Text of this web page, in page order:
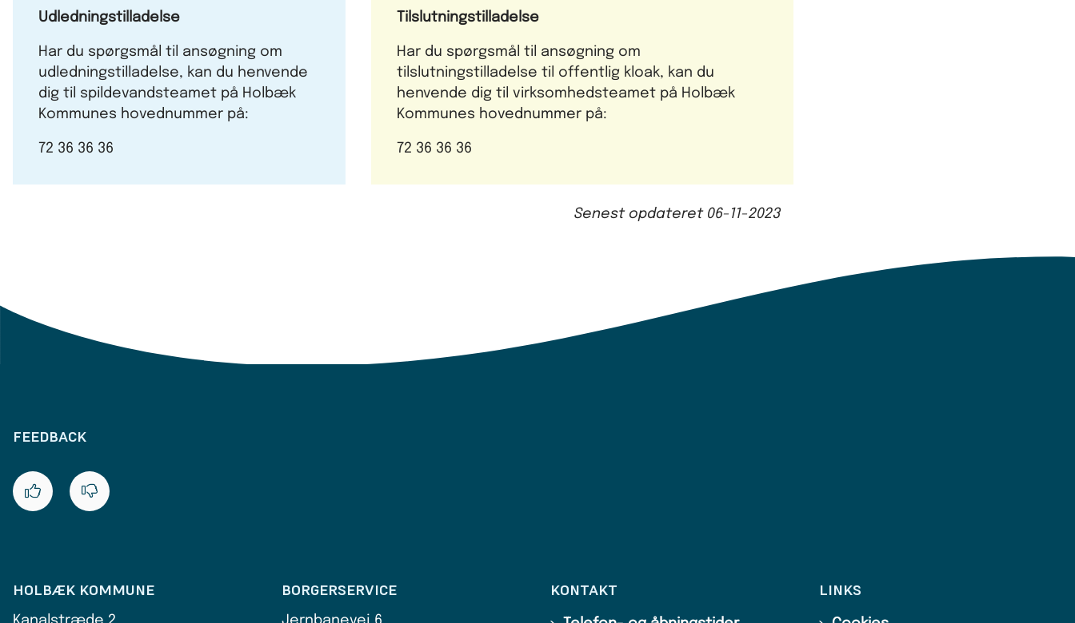
Udledningstilladelse
Har du spørgsmål til ansøgning om
udledningstilladelse, kan du henvende
dig til spildevandsteamet på Holbæk
Kommunes hovednummer på:
72 36 36 36
Tilslutningstilladelse
Har du spørgsmål til ansøgning om
tilslutningstilladelse til offentlig kloak, kan du
henvende dig til virksomhedsteamet på Holbæk
Kommunes hovednummer på:
72 36 36 36
Senest opdateret 06-11-2023
FEEDBACK
HOLBÆK KOMMUNE BORGERSERVICE KONTAKT LINKS